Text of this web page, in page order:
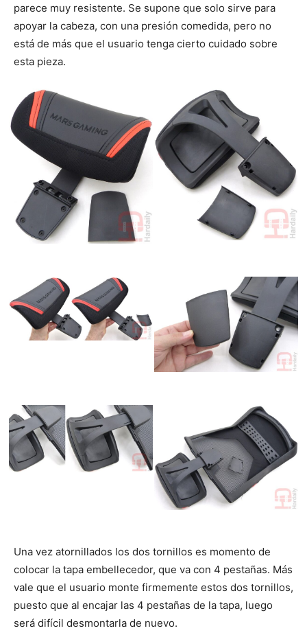
parece muy resistente. Se supone que solo sirve para
apoyar la cabeza, con una presión comedida, pero no
está de más que el usuario tenga cierto cuidado sobre
esta pieza.
Una vez atornillados los dos tornillos es momento de
colocar la tapa embellecedor, que va con 4 pestañas. Más
vale que el usuario monte firmemente estos dos tornillos,
puesto que al encajar las 4 pestañas de la tapa, luego
será difícil desmontarla de nuevo.